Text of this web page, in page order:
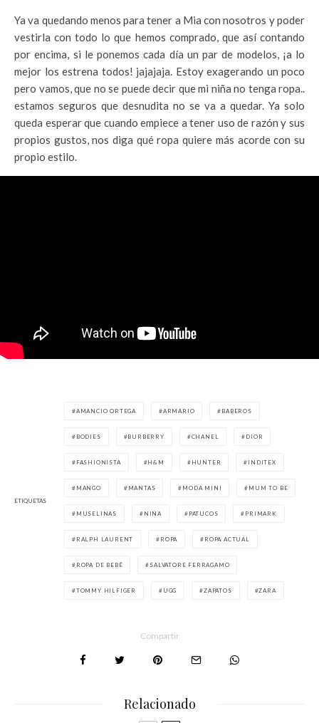
Ya va quedando menos para tener a Mia con nosotros y poder
vestirla con todo lo que hemos comprado, que así contando
por encima, si le ponemos cada día un par de modelos, ¡a lo
mejor los estrena todos! jajajaja. Estoy exagerando un poco
pero vamos, que no se puede decir que mi niña no tenga ropa..
estamos seguros que desnudita no se va a quedar. Ya solo
queda esperar que cuando empiece a tener uso de razón y sus
propios gustos, nos diga qué ropa quiere más acorde con su
propio estilo.
ETIQUETAS
AMANCIO ORTEGA ARMARIO BABEROS
BODIES BURBERRY CHANEL DIOR
FASHIONISTA H&M HUNTER INDITEX
MANGO MANTAS MODA MINI MUM TO BE
MUSELINAS NIÑA PATUCOS PRIMARK
RALPH LAURENT ROPA ROPA ACTUAL
ROPA DE BEBÉ SALVATORE FERRAGAMO
TOMMY HILFIGER UGG ZAPATOS ZARA
Compartir
Relacionado